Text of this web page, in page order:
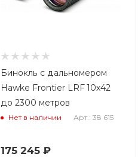
Бинокль с дальномером
Hawke Frontier LRF 10x42
до 2300 метров
Нет в наличии Арт.: 38 615
175 245₽